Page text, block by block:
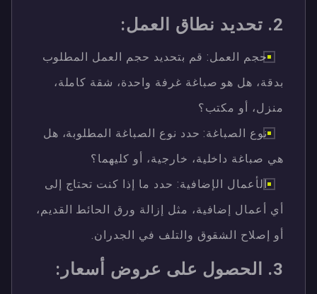
2. تحديد نطاق العمل:
حجم العمل: قم بتحديد حجم العمل المطلوب
بدقة، هل هو صباغة غرفة واحدة، شقة كاملة،
منزل، أو مكتب؟
نوع الصباغة: حدد نوع الصباغة المطلوبة، هل
هي صباغة داخلية، خارجية، أو كليهما؟
الأعمال الإضافية: حدد ما إذا كنت تحتاج إلى
أي أعمال إضافية، مثل إزالة ورق الحائط القديم،
أو إصلاح الشقوق والتلف في الجدران.
3. الحصول على عروض أسعار: